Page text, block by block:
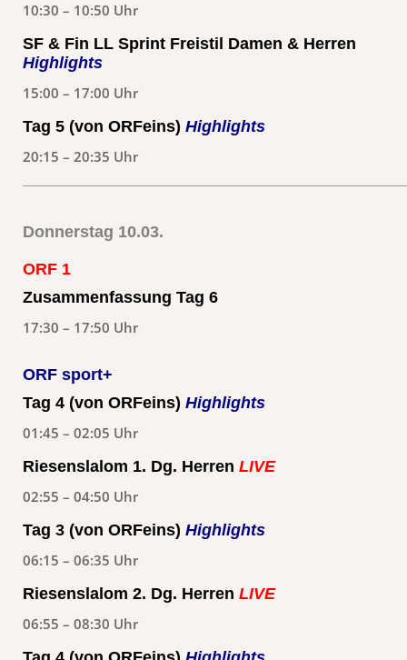
10:30 – 10:50 Uhr
SF & Fin LL Sprint Freistil Damen & Herren
Highlights
15:00 – 17:00 Uhr
Tag 5 (von ORFeins) Highlights
20:15 – 20:35 Uhr
Donnerstag 10.03.
ORF 1
Zusammenfassung Tag 6
17:30 – 17:50 Uhr
ORF sport+
Tag 4 (von ORFeins) Highlights
01:45 – 02:05 Uhr
Riesenslalom 1. Dg. Herren LIVE
02:55 – 04:50 Uhr
Tag 3 (von ORFeins) Highlights
06:15 – 06:35 Uhr
Riesenslalom 2. Dg. Herren LIVE
06:55 – 08:30 Uhr